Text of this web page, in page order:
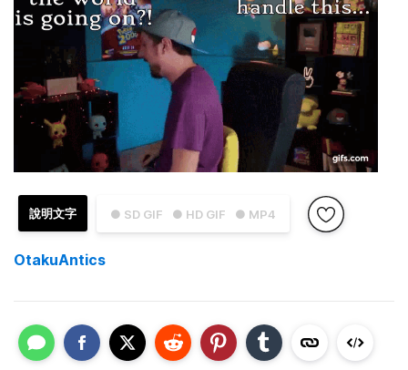
● SD GIF ● HD GIF ● MP4
說明文字
OtakuAntics